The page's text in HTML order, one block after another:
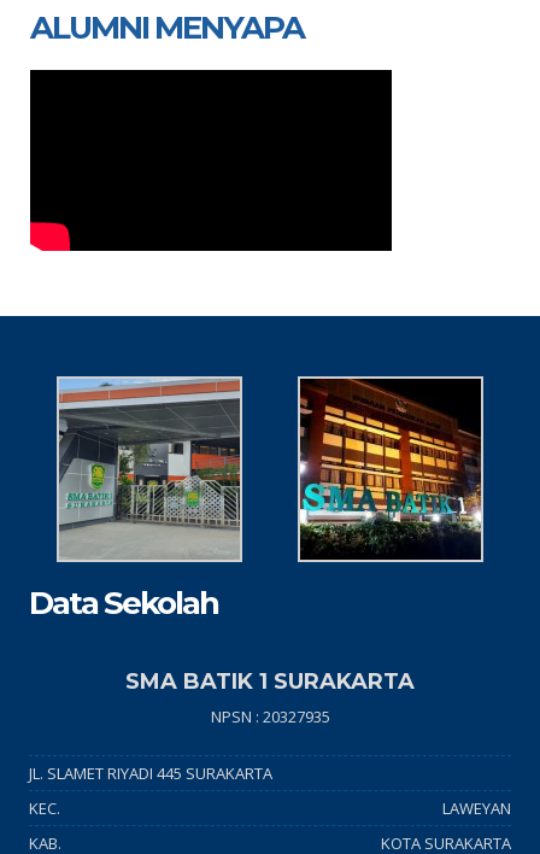
ALUMNI MENYAPA
Data Sekolah
SMA BATIK 1 SURAKARTA
NPSN : 20327935
JL. SLAMET RIYADI 445 SURAKARTA
KEC.
LAWEYAN
KAB.
KOTA SURAKARTA